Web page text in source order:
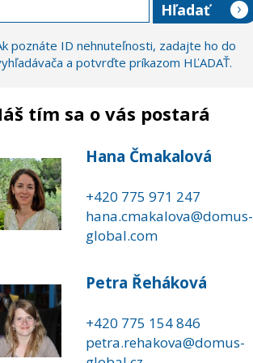
poznáte ID nehnuteľnosti, zadajte ho do
a potvrďte príkazom HĽADAŤ.
tím sa o vás postará
Hana Čmakalová
+420 775 971 247
hana.cmakalova@domus-
global.com
Petra Řeháková
+420 775 154 846
petra.rehakova@domus-